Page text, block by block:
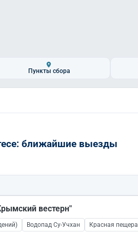
Пункты сбора
ближайшие выезды
вестерн"
Водопад Су-Учхан Красная пещера